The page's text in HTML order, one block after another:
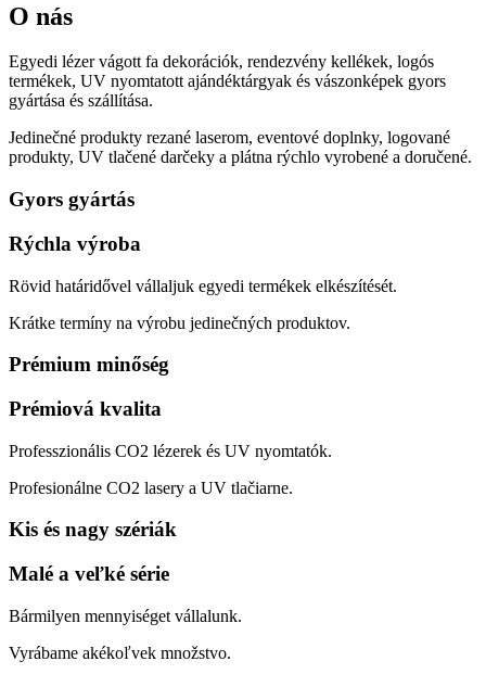
O nás
Egyedi lézer vágott fa dekorációk, rendezvény kellékek, logós
termékek, UV nyomtatott ajándéktárgyak és vászonképek gyors
gyártása és szállítása.
Jedinečné produkty rezané laserom, eventové doplnky, logované
produkty, UV tlačené darčeky a plátna rýchlo vyrobené a doručené.
Gyors gyártás
Rýchla výroba
Rövid határidővel vállaljuk egyedi termékek elkészítését.
Krátke termíny na výrobu jedinečných produktov.
Prémium minőség
Prémiová kvalita
Professzionális CO2 lézerek és UV nyomtatók.
Profesionálne CO2 lasery a UV tlačiarne.
Kis és nagy szériák
Malé a veľké série
Bármilyen mennyiséget vállalunk.
Vyrábame akékoľvek množstvo.